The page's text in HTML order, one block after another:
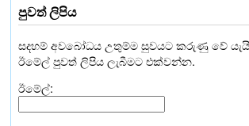
පුවත් ලිපිය
සදහම් අවබෝධය උතුම්ම සුවයට කරුණු වේ
ඊමේල් පුවත් ලිපිය ලැබීමට එක්වන්න.
ඊමේල්: